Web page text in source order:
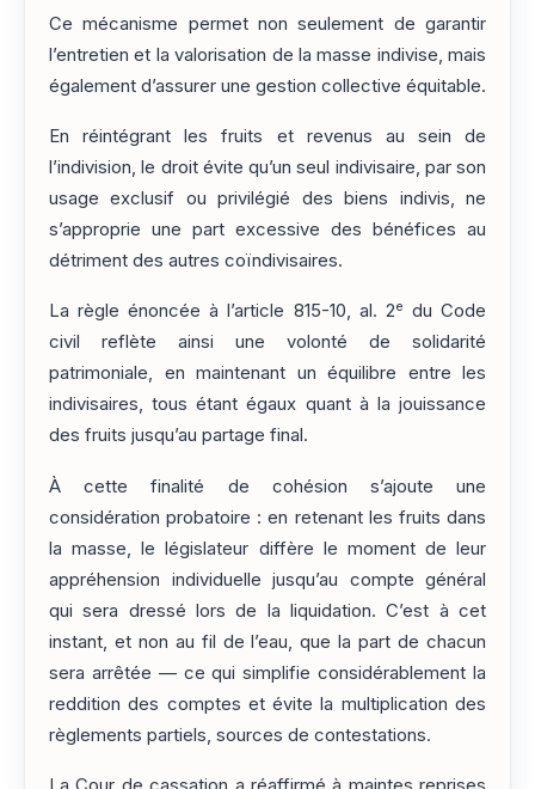
Ce mécanisme permet non seulement de garantir
l’entretien et la valorisation de la masse indivise, mais
également d’assurer une gestion collective équitable.
En réintégrant les fruits et revenus au sein de
l’indivision, le droit évite qu’un seul indivisaire, par son
usage exclusif ou privilégié des biens indivis, ne
s’approprie une part excessive des bénéfices au
détriment des autres coïndivisaires.
La règle énoncée à l’article 815-10, al. 2e du Code
civil reflète ainsi une volonté de solidarité
patrimoniale, en maintenant un équilibre entre les
indivisaires, tous étant égaux quant à la jouissance
des fruits jusqu’au partage final.
À cette finalité de cohésion s’ajoute une
considération probatoire : en retenant les fruits dans
la masse, le législateur diffère le moment de leur
appréhension individuelle jusqu’au compte général
qui sera dressé lors de la liquidation. C’est à cet
instant, et non au fil de l’eau, que la part de chacun
sera arrêtée — ce qui simplifie considérablement la
reddition des comptes et évite la multiplication des
règlements partiels, sources de contestations.